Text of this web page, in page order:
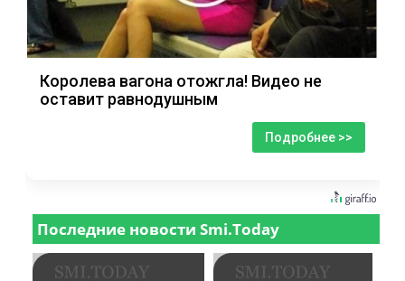
Королева вагона отожгла! Видео не
оставит равнодушным
Подробнее >>